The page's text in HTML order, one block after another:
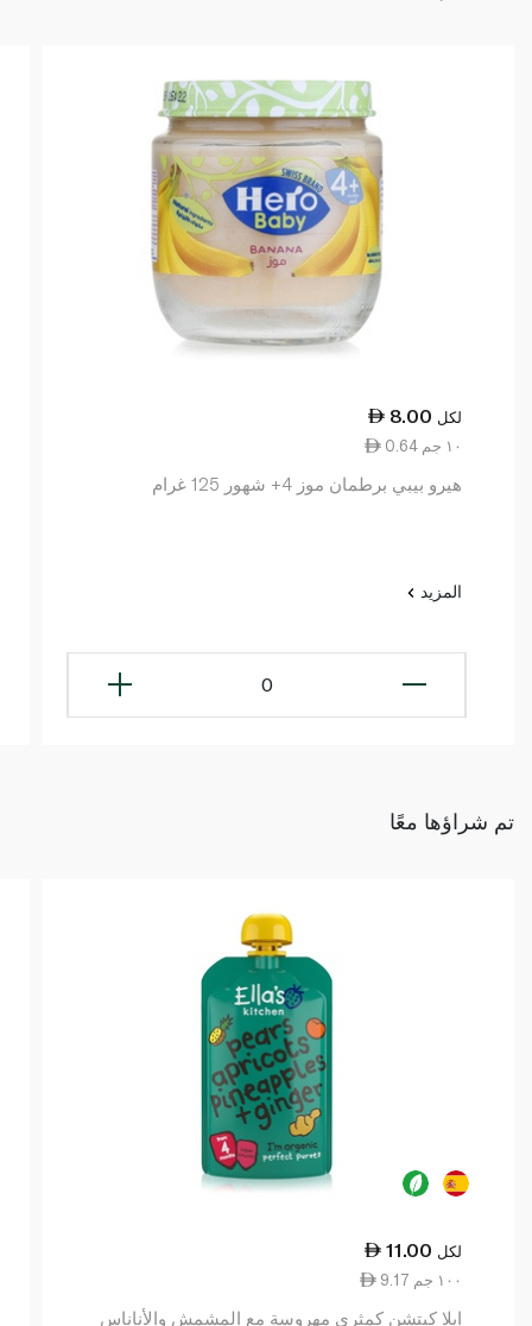
8.00 لكل
0.64 ١٠ جم
هيرو بيبي برطمان موز 4+ شهور 125 غرام
المزيد
0
تم شراؤها معًا
11.00 لكل
9.17 ١٠٠ جم
ايلا كيتشن كمثرى مهروسة مع المشمش والأناناس